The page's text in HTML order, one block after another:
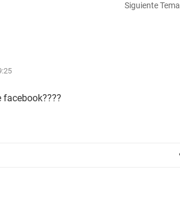
Siguiente Tema